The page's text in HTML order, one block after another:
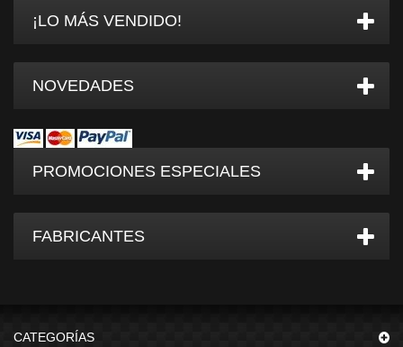
¡LO MÁS VENDIDO!
NOVEDADES
PROMOCIONES ESPECIALES
FABRICANTES
CATEGORÍAS